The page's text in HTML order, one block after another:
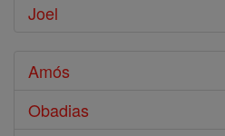
Joel
Amós
Obadias